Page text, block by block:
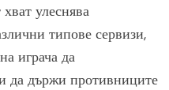
улеснява
типове сервизи,
играча да
да държи противниците